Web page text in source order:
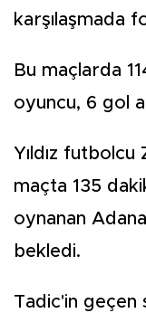
karşılaşmada
Bu maçlarda
oyuncu, 6 gol
Yıldız
maçta 135
oynanan
bekledi.
Tadic'in